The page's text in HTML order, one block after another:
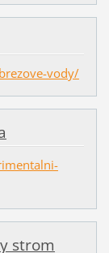
vody/
strom